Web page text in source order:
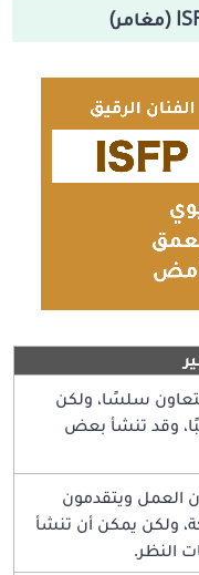
سلسًا، ولكن
وقد تنشأ بعض
العمل ويتقدمون
ولكن يمكن أن تنشأ
النظر.